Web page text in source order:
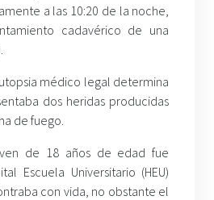
a las 10:20 de la noche,
cadavérico de una
médico legal determina
dos heridas producidas
de fuego.
de 18 años de edad fue
Escuela Universitario (HEU)
con vida, no obstante el